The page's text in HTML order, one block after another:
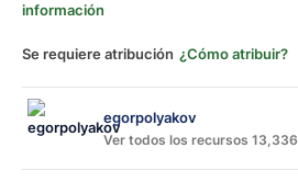
información
Se requiere atribución ¿Cómo atribuir?
egorpolyakov
Ver todos los recursos 13,336